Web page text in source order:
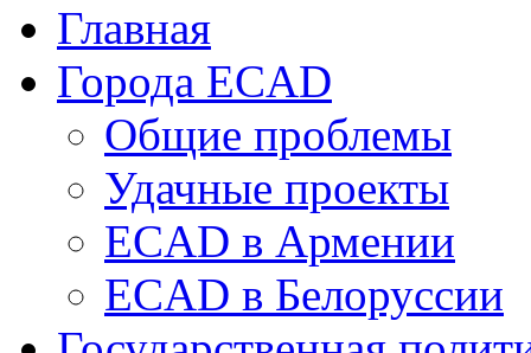
Главная
Города ECAD
Общие проблемы
Удачные проекты
ECAD в Армении
ECAD в Белоруссии